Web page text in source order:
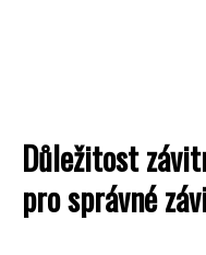
Důležitost
pro správné